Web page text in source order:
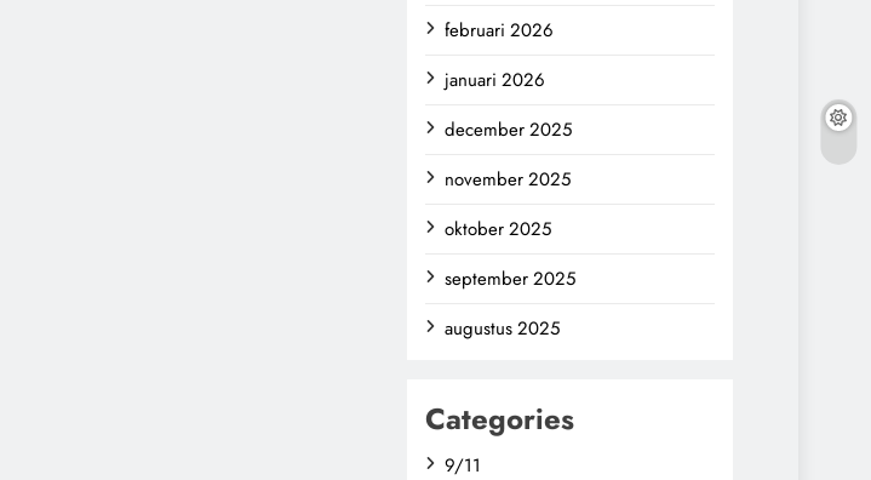
februari 2026
januari 2026
december 2025
november 2025
oktober 2025
september 2025
augustus 2025
Categories
9/11